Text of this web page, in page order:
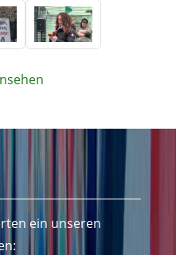
ein unseren